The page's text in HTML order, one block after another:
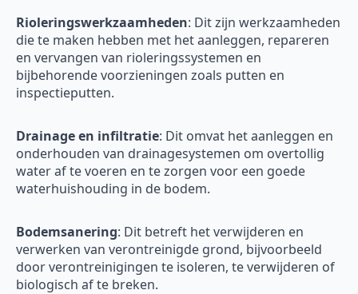
Rioleringswerkzaamheden: Dit zijn werkzaamheden
die te maken hebben met het aanleggen, repareren
en vervangen van rioleringssystemen en
bijbehorende voorzieningen zoals putten en
inspectieputten.
Drainage en infiltratie: Dit omvat het aanleggen en
onderhouden van drainagesystemen om overtollig
water af te voeren en te zorgen voor een goede
waterhuishouding in de bodem.
Bodemsanering: Dit betreft het verwijderen en
verwerken van verontreinigde grond, bijvoorbeeld
door verontreinigingen te isoleren, te verwijderen of
biologisch af te breken.